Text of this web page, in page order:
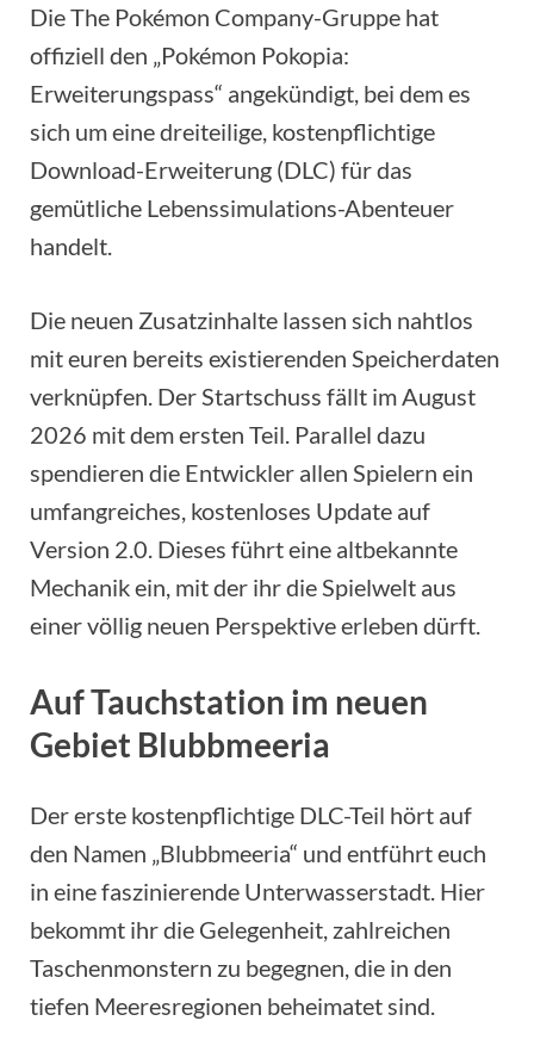
Die The Pokémon Company-Gruppe hat
offiziell den „Pokémon Pokopia:
Erweiterungspass“ angekündigt, bei dem es
sich um eine dreiteilige, kostenpflichtige
Download-Erweiterung (DLC) für das
gemütliche Lebenssimulations-Abenteuer
handelt.
Die neuen Zusatzinhalte lassen sich nahtlos
mit euren bereits existierenden Speicherdaten
verknüpfen. Der Startschuss fällt im August
2026 mit dem ersten Teil. Parallel dazu
spendieren die Entwickler allen Spielern ein
umfangreiches, kostenloses Update auf
Version 2.0. Dieses führt eine altbekannte
Mechanik ein, mit der ihr die Spielwelt aus
einer völlig neuen Perspektive erleben dürft.
Auf Tauchstation im neuen
Gebiet Blubbmeeria
Der erste kostenpflichtige DLC-Teil hört auf
den Namen „Blubbmeeria“ und entführt euch
in eine faszinierende Unterwasserstadt. Hier
bekommt ihr die Gelegenheit, zahlreichen
Taschenmonstern zu begegnen, die in den
tiefen Meeresregionen beheimatet sind.